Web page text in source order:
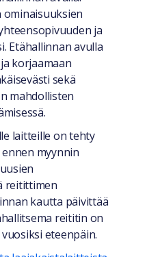
ominaisuuksien
ja
Etähallinnan avulla
korjaamaan
sekä
mahdollisten
laitteille on tehty
myynnin
reitittimen
kautta päivittää
reititin on
eteenpäin.